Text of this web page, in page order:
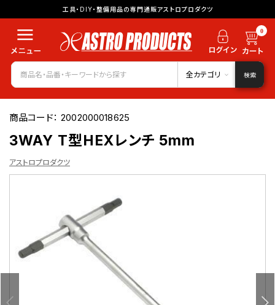
工具・DIY・整備用品の専門通販アストロプロダクツ
0
全カテゴリ 検索
商品コード：2002000018625
3WAY T型HEXレンチ 5mm
アストロプロダクツ